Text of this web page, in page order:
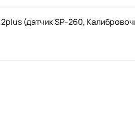
2plus (датчик SP-260,